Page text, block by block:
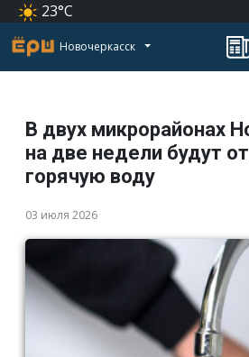
23°C
Новочеркасск
В двух микрорайонах
на две недели будут
горячую воду
03 июля 2026